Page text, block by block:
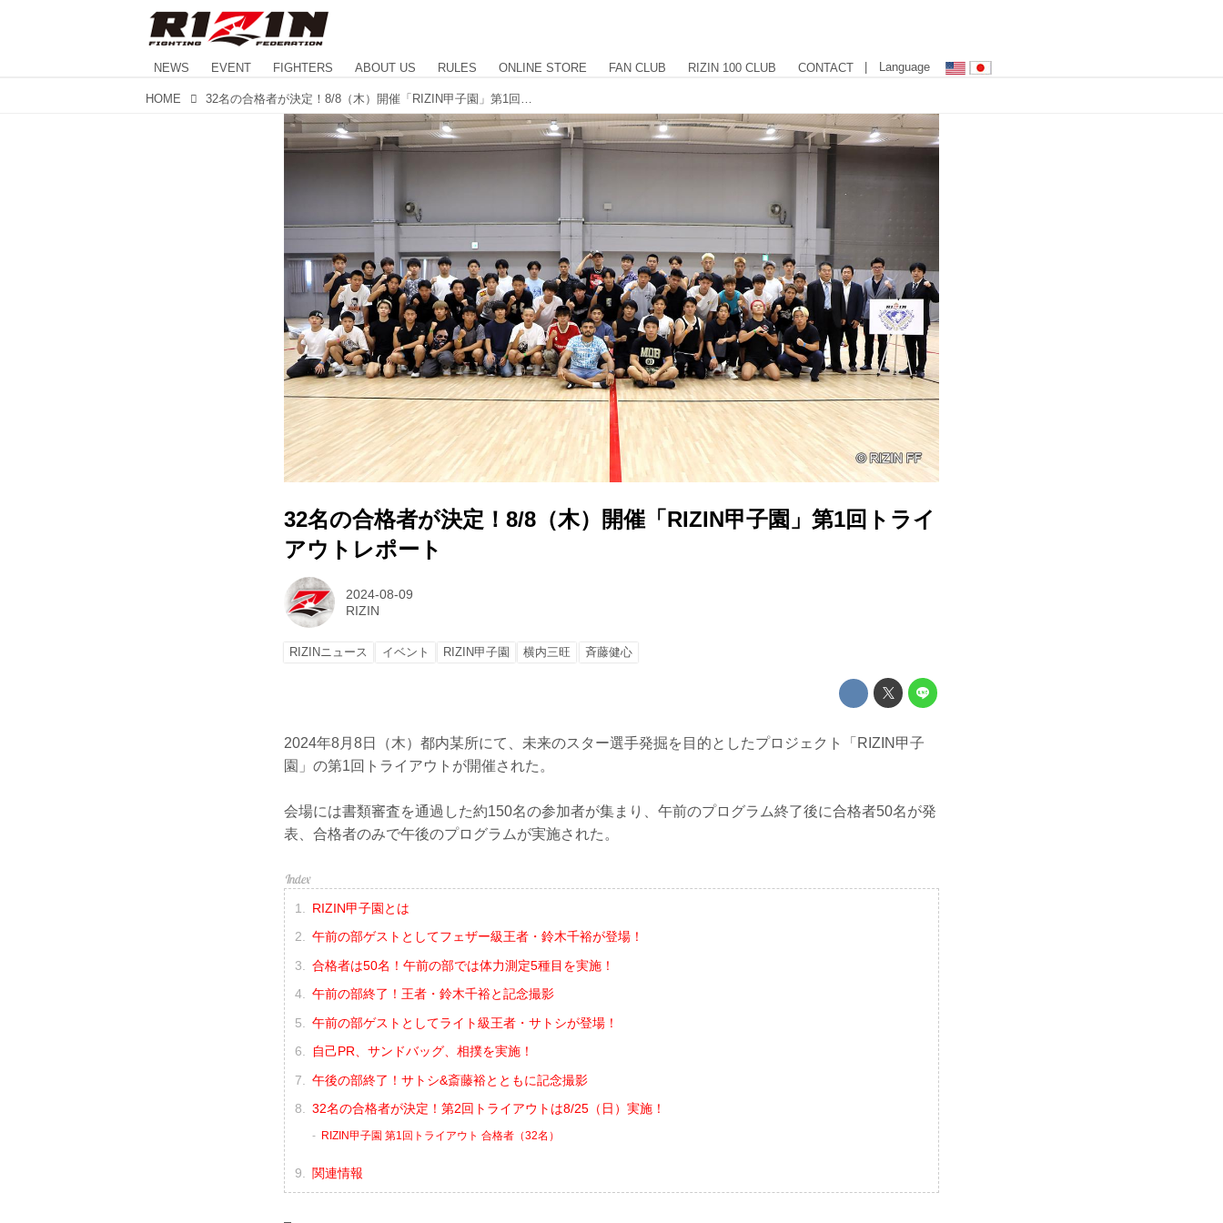
NEWS EVENT FIGHTERS ABOUT US RULES ONLINE STORE FAN CLUB RIZIN 100 CLUB CONTACT | Language
HOME
32名の合格者が決定！8/8（木）開催「RIZIN甲子園」第1回トライ
アウトレポート
2024-08-09
RIZIN
RIZINニュース イベント RIZIN甲子園 横内三旺 ⻫藤健心
2024年8月8日（木）都内某所にて、未来のスター選手発掘を目的としたプロジェクト「RIZIN甲子
園」の第1回トライアウトが開催された。
会場には書類審査を通過した約150名の参加者が集まり、午前のプログラム終了後に合格者50名が発
表、合格者のみで午後のプログラムが実施された。
RIZIN甲子園とは
午前の部ゲストとしてフェザー級王者・鈴木千裕が登場！
合格者は50名！午前の部では体力測定5種目を実施！
午前の部終了！王者・鈴木千裕と記念撮影
午前の部ゲストとしてライト級王者・サトシが登場！
自己PR、サンドバッグ、相撲を実施！
午後の部終了！サトシ&斎藤裕とともに記念撮影
32名の合格者が決定！第2回トライアウトは8/25（日）実施！
RIZIN甲子園 第1回トライアウト 合格者（32名）
関連情報